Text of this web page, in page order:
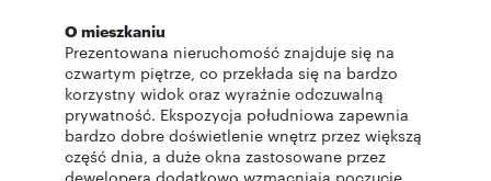
O mieszkaniu
Prezentowana nieruchomość znajduje się na
czwartym piętrze, co przekłada się na bardzo
korzystny widok oraz wyraźnie odczuwalną
prywatność. Ekspozycja południowa zapewnia
bardzo dobre doświetlenie wnętrz przez większą
część dnia, a duże okna zastosowane przez
dewelopera dodatkowo wzmacniają poczucie